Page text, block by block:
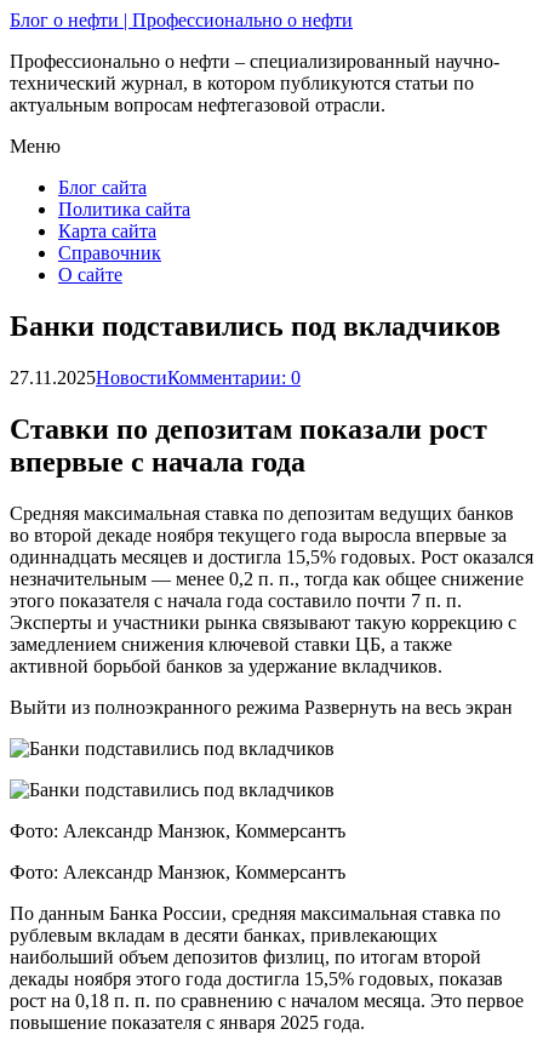
Блог о нефти | Профессионально о нефти
Профессионально о нефти – специализированный научно-
технический журнал, в котором публикуются статьи по
актуальным вопросам нефтегазовой отрасли.
Меню
Блог сайта
Политика сайта
Карта сайта
Справочник
О сайте
Банки подставились под вкладчиков
27.11.2025НовостиКомментарии: 0
Ставки по депозитам показали рост
впервые с начала года
Средняя максимальная ставка по депозитам ведущих банков
во второй декаде ноября текущего года выросла впервые за
одиннадцать месяцев и достигла 15,5% годовых. Рост оказался
незначительным — менее 0,2 п. п., тогда как общее снижение
этого показателя с начала года составило почти 7 п. п.
Эксперты и участники рынка связывают такую коррекцию с
замедлением снижения ключевой ставки ЦБ, а также
активной борьбой банков за удержание вкладчиков.
Выйти из полноэкранного режима Развернуть на весь экран
Фото: Александр Манзюк, Коммерсантъ
Фото: Александр Манзюк, Коммерсантъ
По данным Банка России, средняя максимальная ставка по
рублевым вкладам в десяти банках, привлекающих
наибольший объем депозитов физлиц, по итогам второй
декады ноября этого года достигла 15,5% годовых, показав
рост на 0,18 п. п. по сравнению с началом месяца. Это первое
повышение показателя с января 2025 года.